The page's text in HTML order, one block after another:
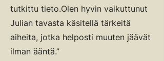
tutkittu tieto.Olen hyvin vaikuttunut
Julian tavasta käsitellä tärkeitä
aiheita, jotka helposti muuten jäävät
ilman ääntä.”